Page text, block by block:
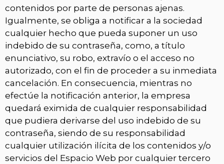
contenidos por parte de personas ajenas.
Igualmente, se obliga a notificar a la sociedad
cualquier hecho que pueda suponer un uso
indebido de su contraseña, como, a título
enunciativo, su robo, extravío o el acceso no
autorizado, con el fin de proceder a su inmediata
cancelación. En consecuencia, mientras no
efectúe la notificación anterior, la empresa
quedará eximida de cualquier responsabilidad
que pudiera derivarse del uso indebido de su
contraseña, siendo de su responsabilidad
cualquier utilización ilícita de los contenidos y/o
servicios del Espacio Web por cualquier tercero